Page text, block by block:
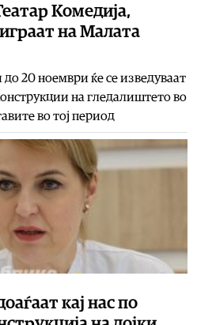
Комедија,
на Малата
20 ноември ќе се изведуваат
на гледалиштето во
во тој период
кај нас по